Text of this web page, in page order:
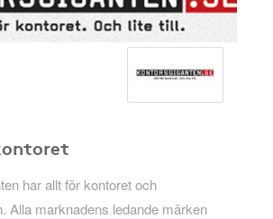
har allt för kontoret och
Alla marknadens ledande märken